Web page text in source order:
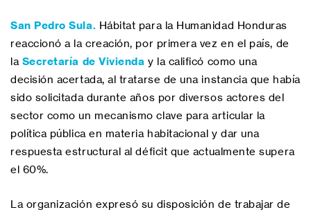
San Pedro Sula. Hábitat para la Humanidad Honduras
reaccionó a la creación, por primera vez en el país, de
la Secretaría de Vivienda y la calificó como una
decisión acertada, al tratarse de una instancia que había
sido solicitada durante años por diversos actores del
sector como un mecanismo clave para articular la
política pública en materia habitacional y dar una
respuesta estructural al déficit que actualmente supera
el 60%.
La organización expresó su disposición de trabajar de